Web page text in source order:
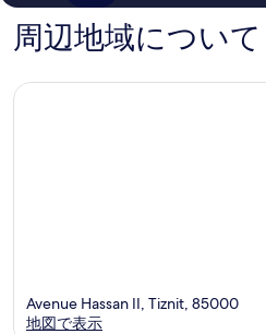
周辺地域について
Avenue Hassan II, Tiznit, 85000
地図で表示